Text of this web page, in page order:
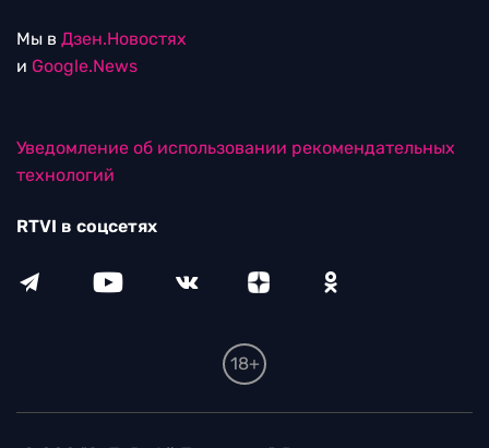
Мы в Дзен.Новостях
и Google.News
Уведомление об использовании рекомендательных
технологий
RTVI в соцсетях
18+